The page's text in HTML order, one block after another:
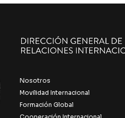
Nosotros
Movilidad Internacional
Formación Global